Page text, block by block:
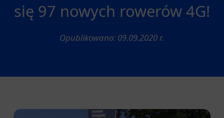
się 97 nowych rowerów 4G!
Opublikowano: 09.09.2020 r.